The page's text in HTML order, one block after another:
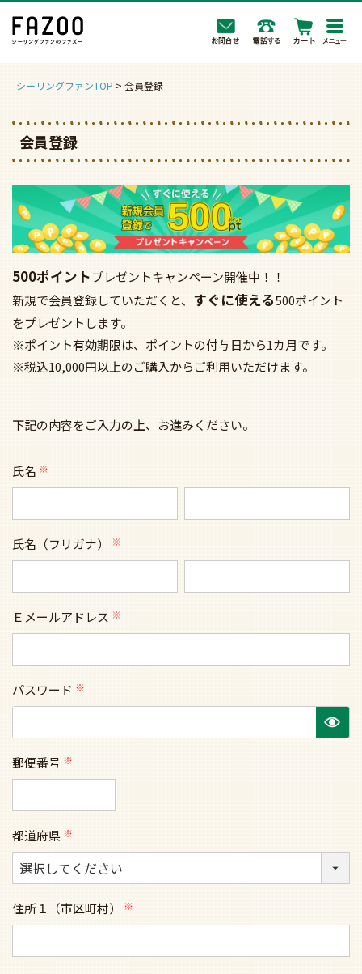
シーリングファンTOP 会員登録
会員登録
500ポイントプレゼントキャンペーン開催中！！
新規で会員登録していただくと、 すぐに使える500ポイント
をプレゼントします。
※ポイント有効期限は、ポイントの付与日から1カ月です。
※税込10,000円以上のご購入からご利用いただけます。
下記の内容をご入力の上、お進みください。
氏名
(必
氏名（フリガナ）
(必
Ｅメールアドレス
(必
パスワード
(必
郵便番号
(必
都道府県
(必
須)
住所１（市区町村）
(必